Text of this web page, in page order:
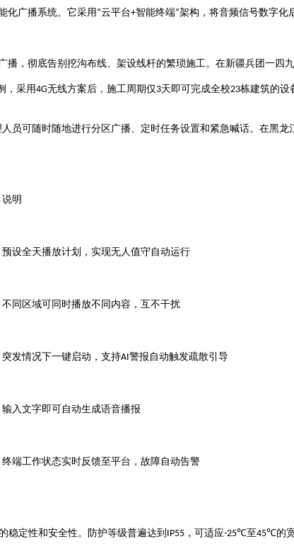
化广播系统。它采用 “云平台+智能终端”架构，将音频信号数字化
播，彻底告别挖沟布线、架设线杆的繁琐施工。在新疆兵团一四九
，采用4G无线方案后，施工周期仅 3天即可完成全校23栋建筑的设
员可随时随地进行分区广播、定时任务设置和紧急喊话。在黑
说明
预设全天播放计划，实现无人值守自动运行
不同区域可同时播放不同内容，互不干扰
突发情况下一键启动，支持AI警报自动触发疏散引导
输入文字即可自动生成语音播报
终端工作状态实时反馈至平台，故障自动告警
稳定性和安全性。防护等级普遍达到 IP55 ，可适应-25℃至45℃的